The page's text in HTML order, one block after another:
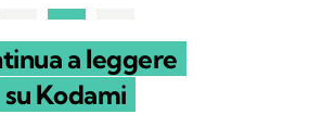
a leggere
su Kodami